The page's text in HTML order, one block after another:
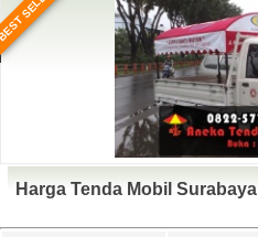
Harga Tenda Mobil Surabaya